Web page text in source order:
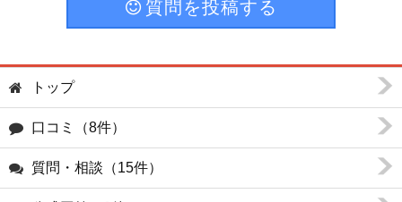
質問を投稿する
トップ
口コミ（8件）
質問・相談（15件）